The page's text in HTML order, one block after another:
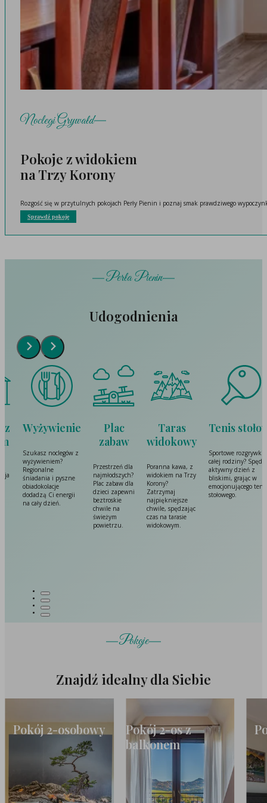
Pokoje z widokiem
na Trzy Korony
Noclegi Grywałd
Rozgość się w przytulnych pokojach Perły Pienin i poznaj smak prawdziwego
Sprawdź pokoje
Udogodnienia
Perła Pienin
Plac
Przestrzeń dla
najmłodszych?
Plac zabaw dla
dzieci zapewni
beztroskie
chwile na
Taras
widokowy
Poranna kawa, z
widokiem na Trzy
Korony?
Zatrzymaj
najpiękniejsze
chwile, spędzając
czas na tarasie
widokowym.
Tenis stołowy
aktywny dzień z
bliskimi, grając w
emocjonującego tenisa
stołowego.
Lubisz gry
zręcznościowe?
Cymbergaj łączy
pokolenia, dając
pozytywną
i mnóstwo
Znajdź idealny dla Siebie
Pokoje
Pokój 2-osobowy
Pokój 2-os z
balkonem